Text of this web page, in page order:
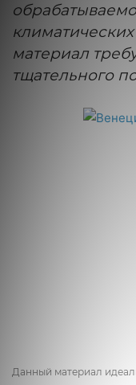
материал
тщательного
Данный материал